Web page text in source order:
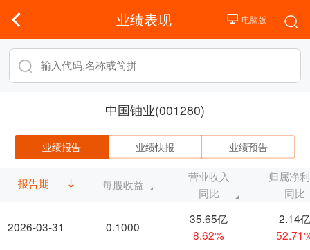
业绩表现
中国铀业(001280)
业绩报告 业绩快报 业绩预告
报告期
2026-03-31
每股收益
营业收入
同比
归属净
同比
0.1000
35.65亿
8.62%
2.14亿